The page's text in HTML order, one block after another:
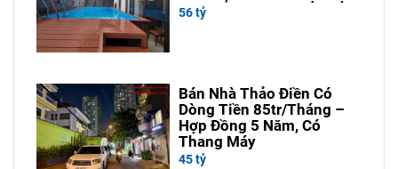
56 tỷ
Bán Nhà Thảo Điền Có
Dòng Tiền 85tr/Tháng –
Hợp Đồng 5 Năm, Có
Thang Máy
45 tỷ